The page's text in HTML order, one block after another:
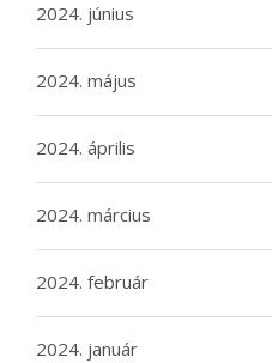
2024. június
2024. május
2024. április
2024. március
2024. február
2024. január